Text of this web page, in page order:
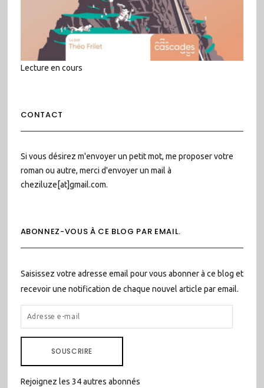
Lecture en cours
CONTACT
Si vous désirez m'envoyer un petit mot, me proposer votre
roman ou autre, merci d'envoyer un mail à
cheziluze[at]gmail.com.
ABONNEZ-VOUS À CE BLOG PAR EMAIL.
Saisissez votre adresse email pour vous abonner à ce blog et
recevoir une notification de chaque nouvel article par email.
ADRESSE
E-
SOUSCRIRE
Rejoignez les 34 autres abonnés